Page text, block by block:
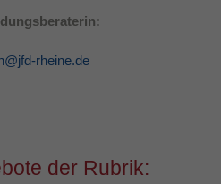
rheine.de
der Rubrik: